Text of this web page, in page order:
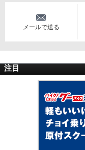
メールで送る
注目